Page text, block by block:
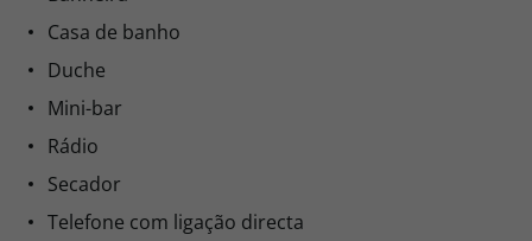
Casa de banho
Duche
Mini-bar
Rádio
Secador
Telefone com ligação directa